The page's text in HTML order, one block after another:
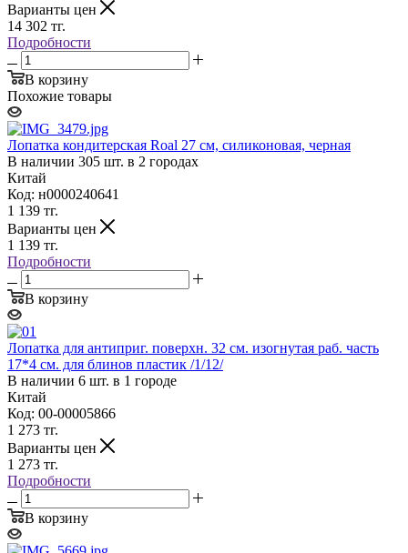
Варианты цен
14 302 тг.
Подробности
В корзину
Похожие товары
Лопатка кондитерская Roal 27 см, силиконовая, черная
В наличии 305 шт. в 2 городах
Китай
Код: н0000240641
1 139 тг.
Варианты цен
1 139 тг.
Подробности
В корзину
Лопатка для антиприг. поверхн. 32 см. изогнутая раб. часть
17*4 см. для блинов пластик /1/12/
В наличии 6 шт. в 1 городе
Китай
Код: 00-00005866
1 273 тг.
Варианты цен
1 273 тг.
Подробности
В корзину